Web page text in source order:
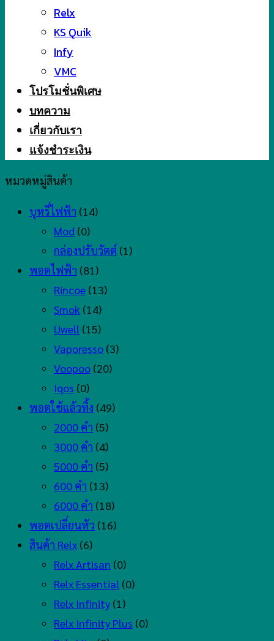
Relx
KS Quik
Infy
VMC
โปรโมชั่นพิเศษ
บทความ
เกี่ยวกับเรา
แจ้งชำระเงิน
หมวดหมู่สินค้า
บุหรี่ไฟฟ้า (14)
Mod (0)
กล่องปรับวัตต์ (1)
พอตไฟฟ้า (81)
Rincoe (13)
Smok (14)
Uwell (15)
Vaporesso (3)
Voopoo (20)
Iqos (0)
พอตใช้แล้วทิ้ง (49)
2000 คำ (5)
3000 คำ (4)
5000 คำ (5)
600 คำ (13)
6000 คำ (18)
พอตเปลี่ยนหัว (16)
สินค้า Relx (6)
Relx Artisan (0)
Relx Essential (0)
Relx Infinity (1)
Relx Infinity Plus (0)